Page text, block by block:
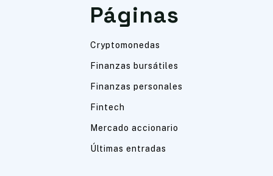
Páginas
Cryptomonedas
Finanzas bursátiles
Finanzas personales
Fintech
Mercado accionario
Últimas entradas